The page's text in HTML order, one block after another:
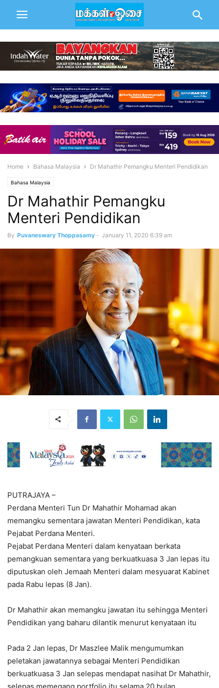
Home Bahasa Malaysia Dr Mahathir Pemangku Menteri Pendidikan
Bahasa Malaysia
Dr Mahathir Pemangku
Menteri Pendidikan
By Puvaneswary Thoppasamy - January 11, 2020 6:39 am
PUTRAJAYA –
Perdana Menteri Tun Dr Mahathir Mohamad akan
memangku sementara jawatan Menteri Pendidikan, kata
Pejabat Perdana Menteri.
Pejabat Perdana Menteri dalam kenyataan berkata
pemangkuan sementara yang berkuatkuasa 3 Jan lepas itu
diputuskan oleh Jemaah Menteri dalam mesyuarat Kabinet
pada Rabu lepas (8 Jan).
Dr Mahathir akan memangku jawatan itu sehingga Menteri
Pendidikan yang baharu dilantik menurut kenyataan itu
Pada 2 Jan lepas, Dr Maszlee Malik mengumumkan
peletakan jawatannya sebagai Menteri Pendidikan
berkuatkuasa 3 Jan selepas mendapat nasihat Dr Mahathir,